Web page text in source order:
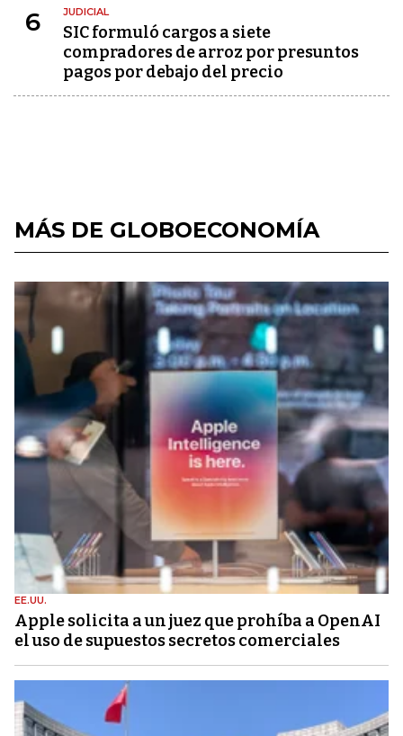
6 JUDICIAL
SIC formuló cargos a siete
compradores de arroz por presuntos
pagos por debajo del precio
MÁS DE GLOBOECONOMÍA
EE.UU.
Apple solicita a un juez que prohíba a OpenAI
el uso de supuestos secretos comerciales